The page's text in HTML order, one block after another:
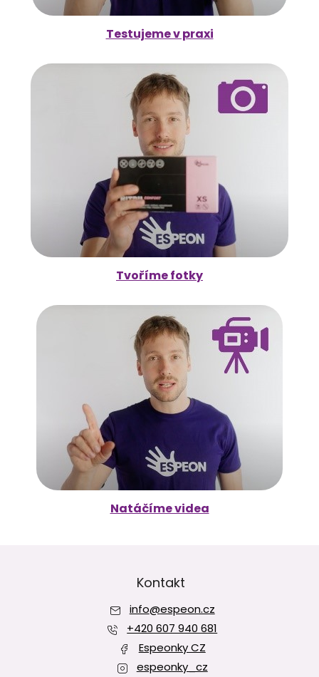
Testujeme v praxi
Tvoříme fotky
Natáčíme videa
Kontakt
info@espeon.cz
+420 607 940 681
Espeonky CZ
espeonky_cz